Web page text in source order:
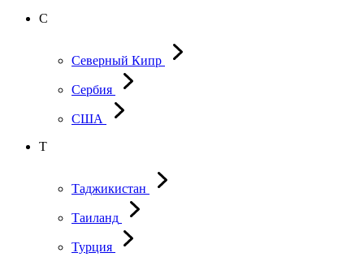
С
Северный Кипр
Сербия
США
Т
Таджикистан
Таиланд
Турция